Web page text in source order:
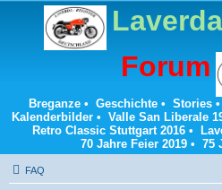
Laverda
Forum
Breganze• Geschichte• Stories•
Kalenderbilder• Valle San Liberale
Retro Classic Stuttgart 2016 •
70 Jahre Feier 2019 • 75
FAQ